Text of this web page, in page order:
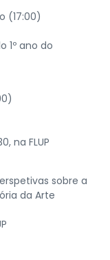
(17:00)
1º ano do
na FLUP
sobre a
da Arte